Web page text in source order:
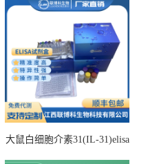
大鼠白细胞介素31(IL-31)elisa